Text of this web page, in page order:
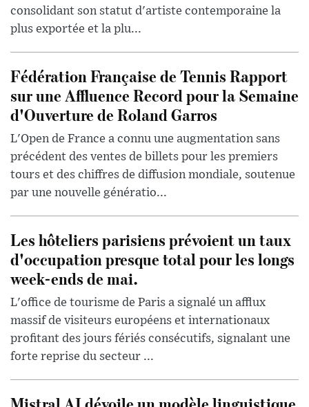
consolidant son statut d'artiste contemporaine la
plus exportée et la plu...
Fédération Française de Tennis Rapport
sur une Affluence Record pour la Semaine
d'Ouverture de Roland Garros
L'Open de France a connu une augmentation sans
précédent des ventes de billets pour les premiers
tours et des chiffres de diffusion mondiale, soutenue
par une nouvelle génératio...
Les hôteliers parisiens prévoient un taux
d'occupation presque total pour les longs
week-ends de mai.
L'office de tourisme de Paris a signalé un afflux
massif de visiteurs européens et internationaux
profitant des jours fériés consécutifs, signalant une
forte reprise du secteur ...